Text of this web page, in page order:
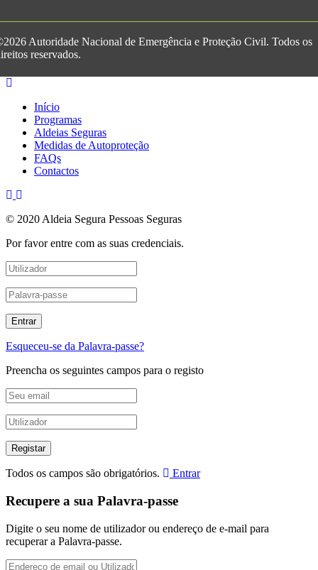
Autoridade Nacional de Emergência e Proteção Civil. Todos os
reservados.
Início
Programas
Aldeias Seguras
Medidas de Autoproteção
FAQs
Contactos
© 2020 Aldeia Segura Pessoas Seguras
Por favor entre com as suas credenciais.
Esqueceu-se da Palavra-passe?
Preencha os seguintes campos para o registo
Todos os campos são obrigatórios. Entrar
Recupere a sua Palavra-passe
Digite o seu nome de utilizador ou endereço de e-mail para
recuperar a Palavra-passe.